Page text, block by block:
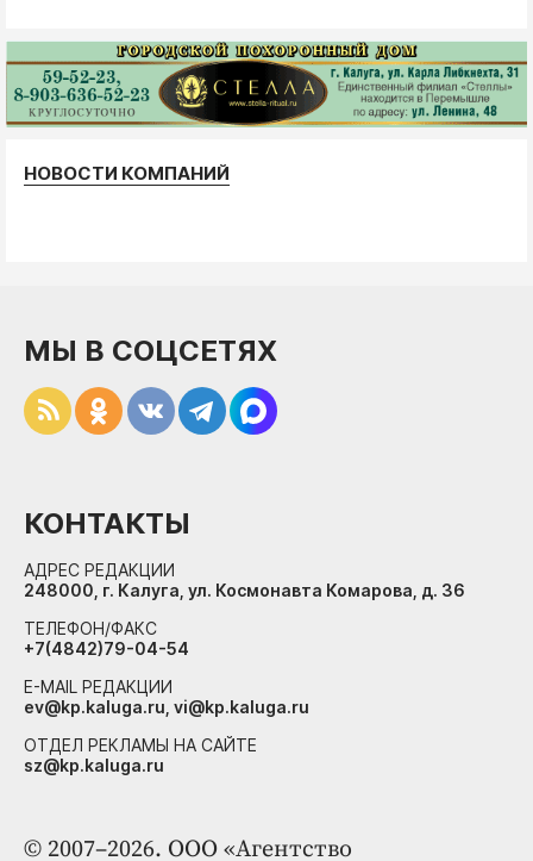
НОВОСТИ КОМПАНИЙ
© 2007–2026. ООО «Агентство
МЫ В СОЦСЕТЯХ
КОНТАКТЫ
АДРЕС РЕДАКЦИИ
248000, г. Калуга, ул. Космонавта Комарова, д. 36
ТЕЛЕФОН/ФАКС
+7(4842)79-04-54
E-MAIL РЕДАКЦИИ
ev@kp.kaluga.ru, vi@kp.kaluga.ru
ОТДЕЛ РЕКЛАМЫ НА САЙТЕ
sz@kp.kaluga.ru